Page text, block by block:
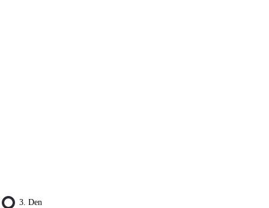
3. Den